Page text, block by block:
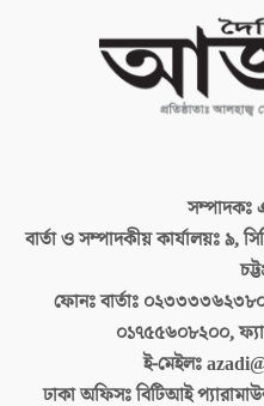
সম্পাদকঃ
বার্তা ও সম্পাদকীয় কার্যালয়ঃ৯,
ফোনঃ বার্তাঃ
০১৭৫৫৬০৮২০০,
ই-মেইলঃ
ঢাকা অফিসঃবিটিআই